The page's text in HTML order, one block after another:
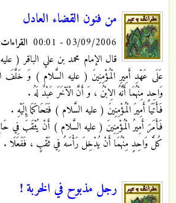
من فنون القضاء العادل
03/09/2006 - 00:01
قال الإمام محمد بن علي الباقر (
عَلَى عَهْدِ أَمِيرِ الْمُؤْمِنِينَ ( عليه السَّلام ) وَ
وَاحِدٍ مِنْهُمَا أَنَّهُ الِابْنُ ، وَ أَنَّ الْآخَرَ عَبْدٌ لَهُ .
فَأَتَيَا أَمِيرَ الْمُؤْمِنِينَ ( عليه السَّلام ) فَتَحَاكَمَا إِلَيْهِ .
فَأَمَرَ أَمِيرُ الْمُؤْمِنِينَ ( عليه السَّلام ) أَنْ يُثْقَبَ فِي
كُلَّ وَاحِدٍ مِنْهُمَا أَنْ يُدْخِلَ رَأْسَهُ فِي ثَقْبٍ ، فَفَعَلَا .
رجل مذبوح في الخربة !